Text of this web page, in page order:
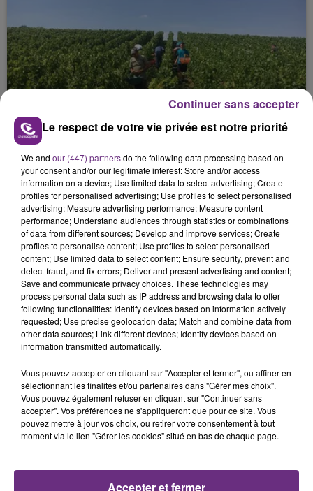
L'INSPECTION DU TRAVAIL RAPPELLE À
L'ORDRE SUR LES CONDITIONS DE...
s'est avéré être plus précoce que prévu,
l'inspection du Travail en profite pour rappeler
les conditions de...
UN FEU DE REMORQUE BLOQUE LA
CIRCULATION DANS LES ARDENNES
Un feu de remorque s'est déclaré ce mercredi en
fin de matinée sur l'A34.
TITRES DIFFUSÉS
20h23
20h23 20h21
20h21
Le respect de votre vie privée est notre priorité
We and our (447) partnersdo the following data processing based on
your consent and/or our legitimate interest: Store and/or access
information on a device; Use limited data to select advertising; Create
profiles for personalised advertising; Use profiles to select personalised
advertising; Measure advertising performance; Measure content
performance; Understand audiences through statistics or combinations
of data from different sources; Develop and improve services; Create
profiles to personalise content; Use profiles to select personalised
content; Use limited data to select content; Ensure security, prevent and
detect fraud, and fix errors; Deliver and present advertising and content;
Save and communicate privacy choices. These technologies may
process personal data such as IP address and browsing data to offer
following functionalities: Identify devices based on information actively
requested; Use precise geolocation data; Match and combine data from
other data sources; Link different devices; Identify devices based on
information transmitted automatically.
Vous pouvez accepter en cliquant sur "Accepter et fermer", ou affiner en
sélectionnant les finalités et/ou partenaires dans "Gérer mes choix".
Vous pouvez également refuser en cliquant sur "Continuer sans
accepter". Vos préférences ne s'appliqueront que pour ce site. Vous
pouvez mettre à jour vos choix, ou retirer votre consentement à tout
moment via le lien "Gérer les cookies" situé en bas de chaque page.
Accepter et fermer
Continuer sans accepter